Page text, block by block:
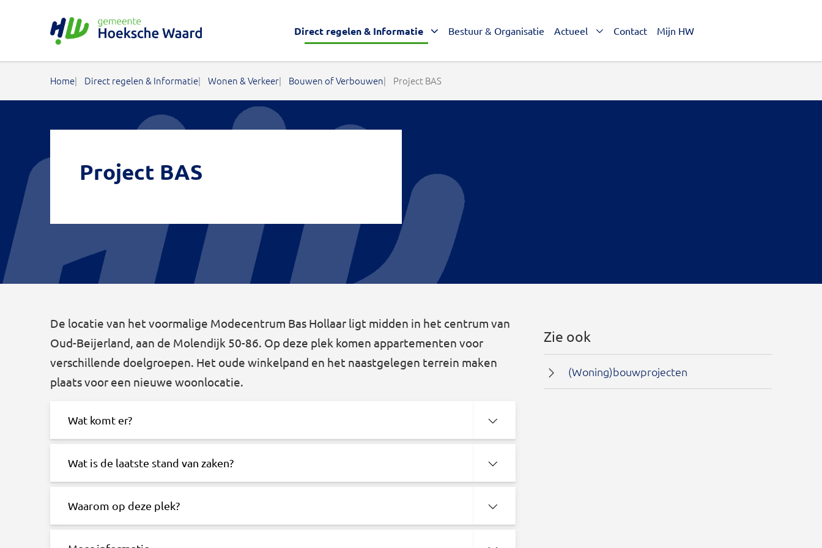
Direct regelen & Informatie Bestuur & Organisatie Actueel Contact Mijn HW
Home Direct regelen & Informatie Wonen & Verkeer Bouwen of Verbouwen Project BAS
Project BAS
De locatie van het voormalige Modecentrum Bas Hollaar ligt midden in het centrum van
Oud-Beijerland, aan de Molendijk 50-86. Op deze plek komen appartementen voor
verschillende doelgroepen. Het oude winkelpand en het naastgelegen terrein maken
plaats voor een nieuwe woonlocatie.
Wat komt er?
Wat is de laatste stand van zaken?
Waarom op deze plek?
Zie ook
(Woning)bouwprojecten